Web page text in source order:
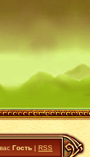
Гость | RSS